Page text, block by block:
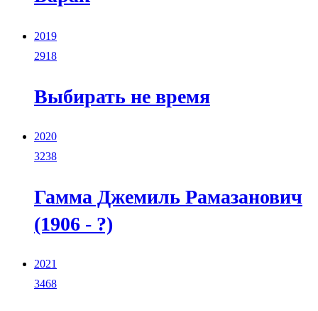
2019
2918
Выбирать не время
2020
3238
Гамма Джемиль Рамазанович
(1906 - ?)
2021
3468